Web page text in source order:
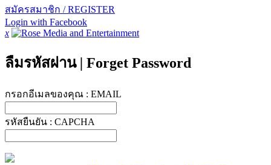
สมัครสมาชิก / REGISTER
Login with Facebook
x
ลืมรหัสผ่าน | Forget Password
กรอกอีเมลของคุณ : EMAIL
รหัสยืนยัน : CAPCHA